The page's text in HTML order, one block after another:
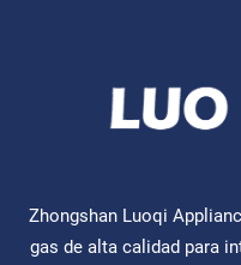
Zhongshan Luoqi
gas de alta calidad para